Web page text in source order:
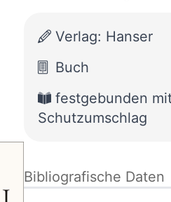
Verlag: Hanser
Buch
festgebunden
Schutzumschlag
Bibliografische Daten